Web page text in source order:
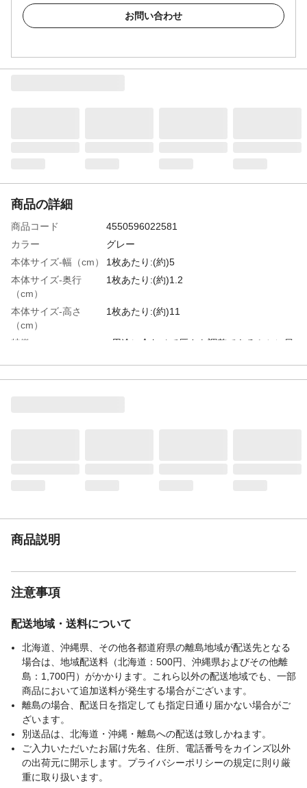
お問い合わせ
商品の詳細
商品コード
4550596022581
カラー
グレー
本体サイズ-幅（cm）
1枚あたり:(約)5
本体サイズ-奥行
（cm）
1枚あたり:(約)1.2
本体サイズ-高さ
（cm）
1枚あたり:(約)11
特徴
●用途に合わせて厚さを調整できるミシン目
い。●台所用、食器洗い用の洗剤や石けんを
使用に適さない面
重量
梱包重量:47.2g
商品説明
注意事項
配送地域・送料について
北海道、沖縄県、その他各都道府県の離島地域が配送先となる
場合は、地域配送料（北海道：500円、沖縄県およびその他離
島：1,700円）がかかります。これら以外の配送地域でも、一部
商品において追加送料が発生する場合がございます。
離島の場合、配送日を指定しても指定日通り届かない場合がご
ざいます。
別送品は、北海道・沖縄・離島への配送は致しかねます。
ご入力いただいたお届け先名、住所、電話番号をカインズ以外
の出荷元に開示します。プライバシーポリシーの規定に則り厳
重に取り扱います。